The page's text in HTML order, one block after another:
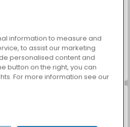
World War 2 Shooter
information to measure and
to assist our marketing
personalised content and
button on the right, you can
For more information see our